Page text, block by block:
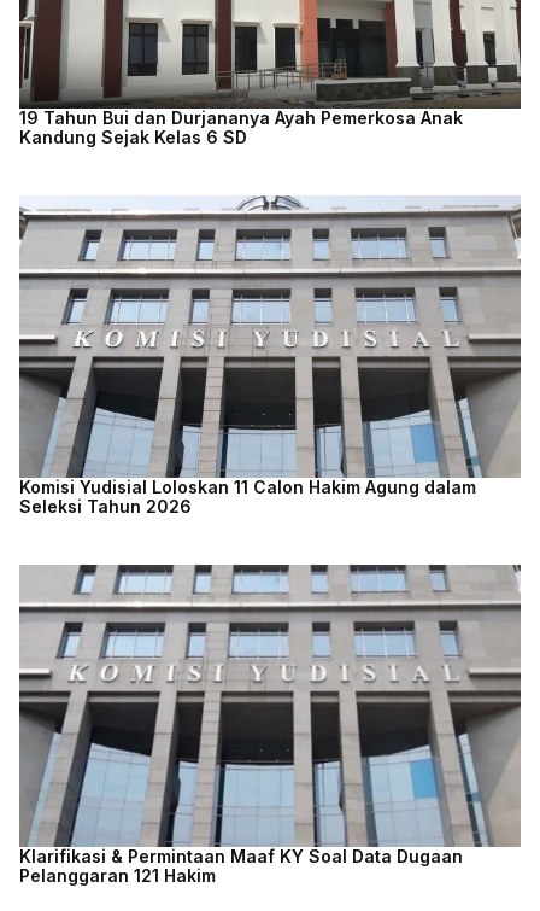
19 Tahun Bui dan Durjananya Ayah Pemerkosa Anak
Kandung Sejak Kelas 6 SD
Komisi Yudisial Loloskan 11 Calon Hakim Agung dalam
Seleksi Tahun 2026
Klarifikasi & Permintaan Maaf KY Soal Data Dugaan
Pelanggaran 121 Hakim